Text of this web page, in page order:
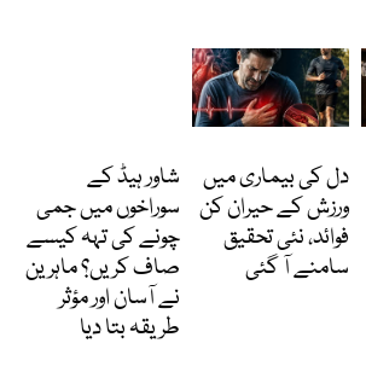
دل کی بیماری میں
ورزش کے حیران کن
فوائد، نئی تحقیق
سامنے آ گئی
شاور ہیڈ کے
سوراخوں میں جمی
چونے کی تہہ کیسے
صاف کریں؟ ماہرین
نے آسان اور مؤثر
طریقہ بتا دیا